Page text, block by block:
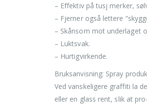
– Effektiv på tusj merker,
– Fjerner også lettere
– Skånsom mot underlaget
– Luktsvak.
– Hurtigvirkende.
Bruksanvisning: Spray
Ved vanskeligere graffiti la
eller en glass rent, slik at